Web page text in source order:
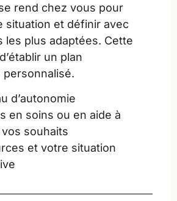
rend chez vous pour
situation et définir avec
les plus adaptées. Cette
un plan
personnalisé.
d’autonomie
en soins ou en aide à
souhaits
et votre situation